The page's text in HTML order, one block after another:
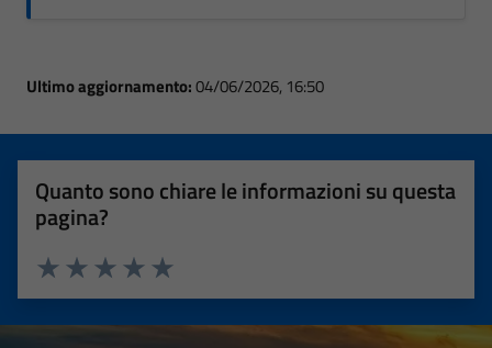
Ultimo aggiornamento:04/06/2026, 16:50
Quanto sono chiare le informazioni su questa
pagina?
Valuta 5 stelle su 5
Valuta 4 stelle su 5
Valuta 3 stelle su 5
Valuta 2 stelle su 5
Valuta 1 stelle su 5